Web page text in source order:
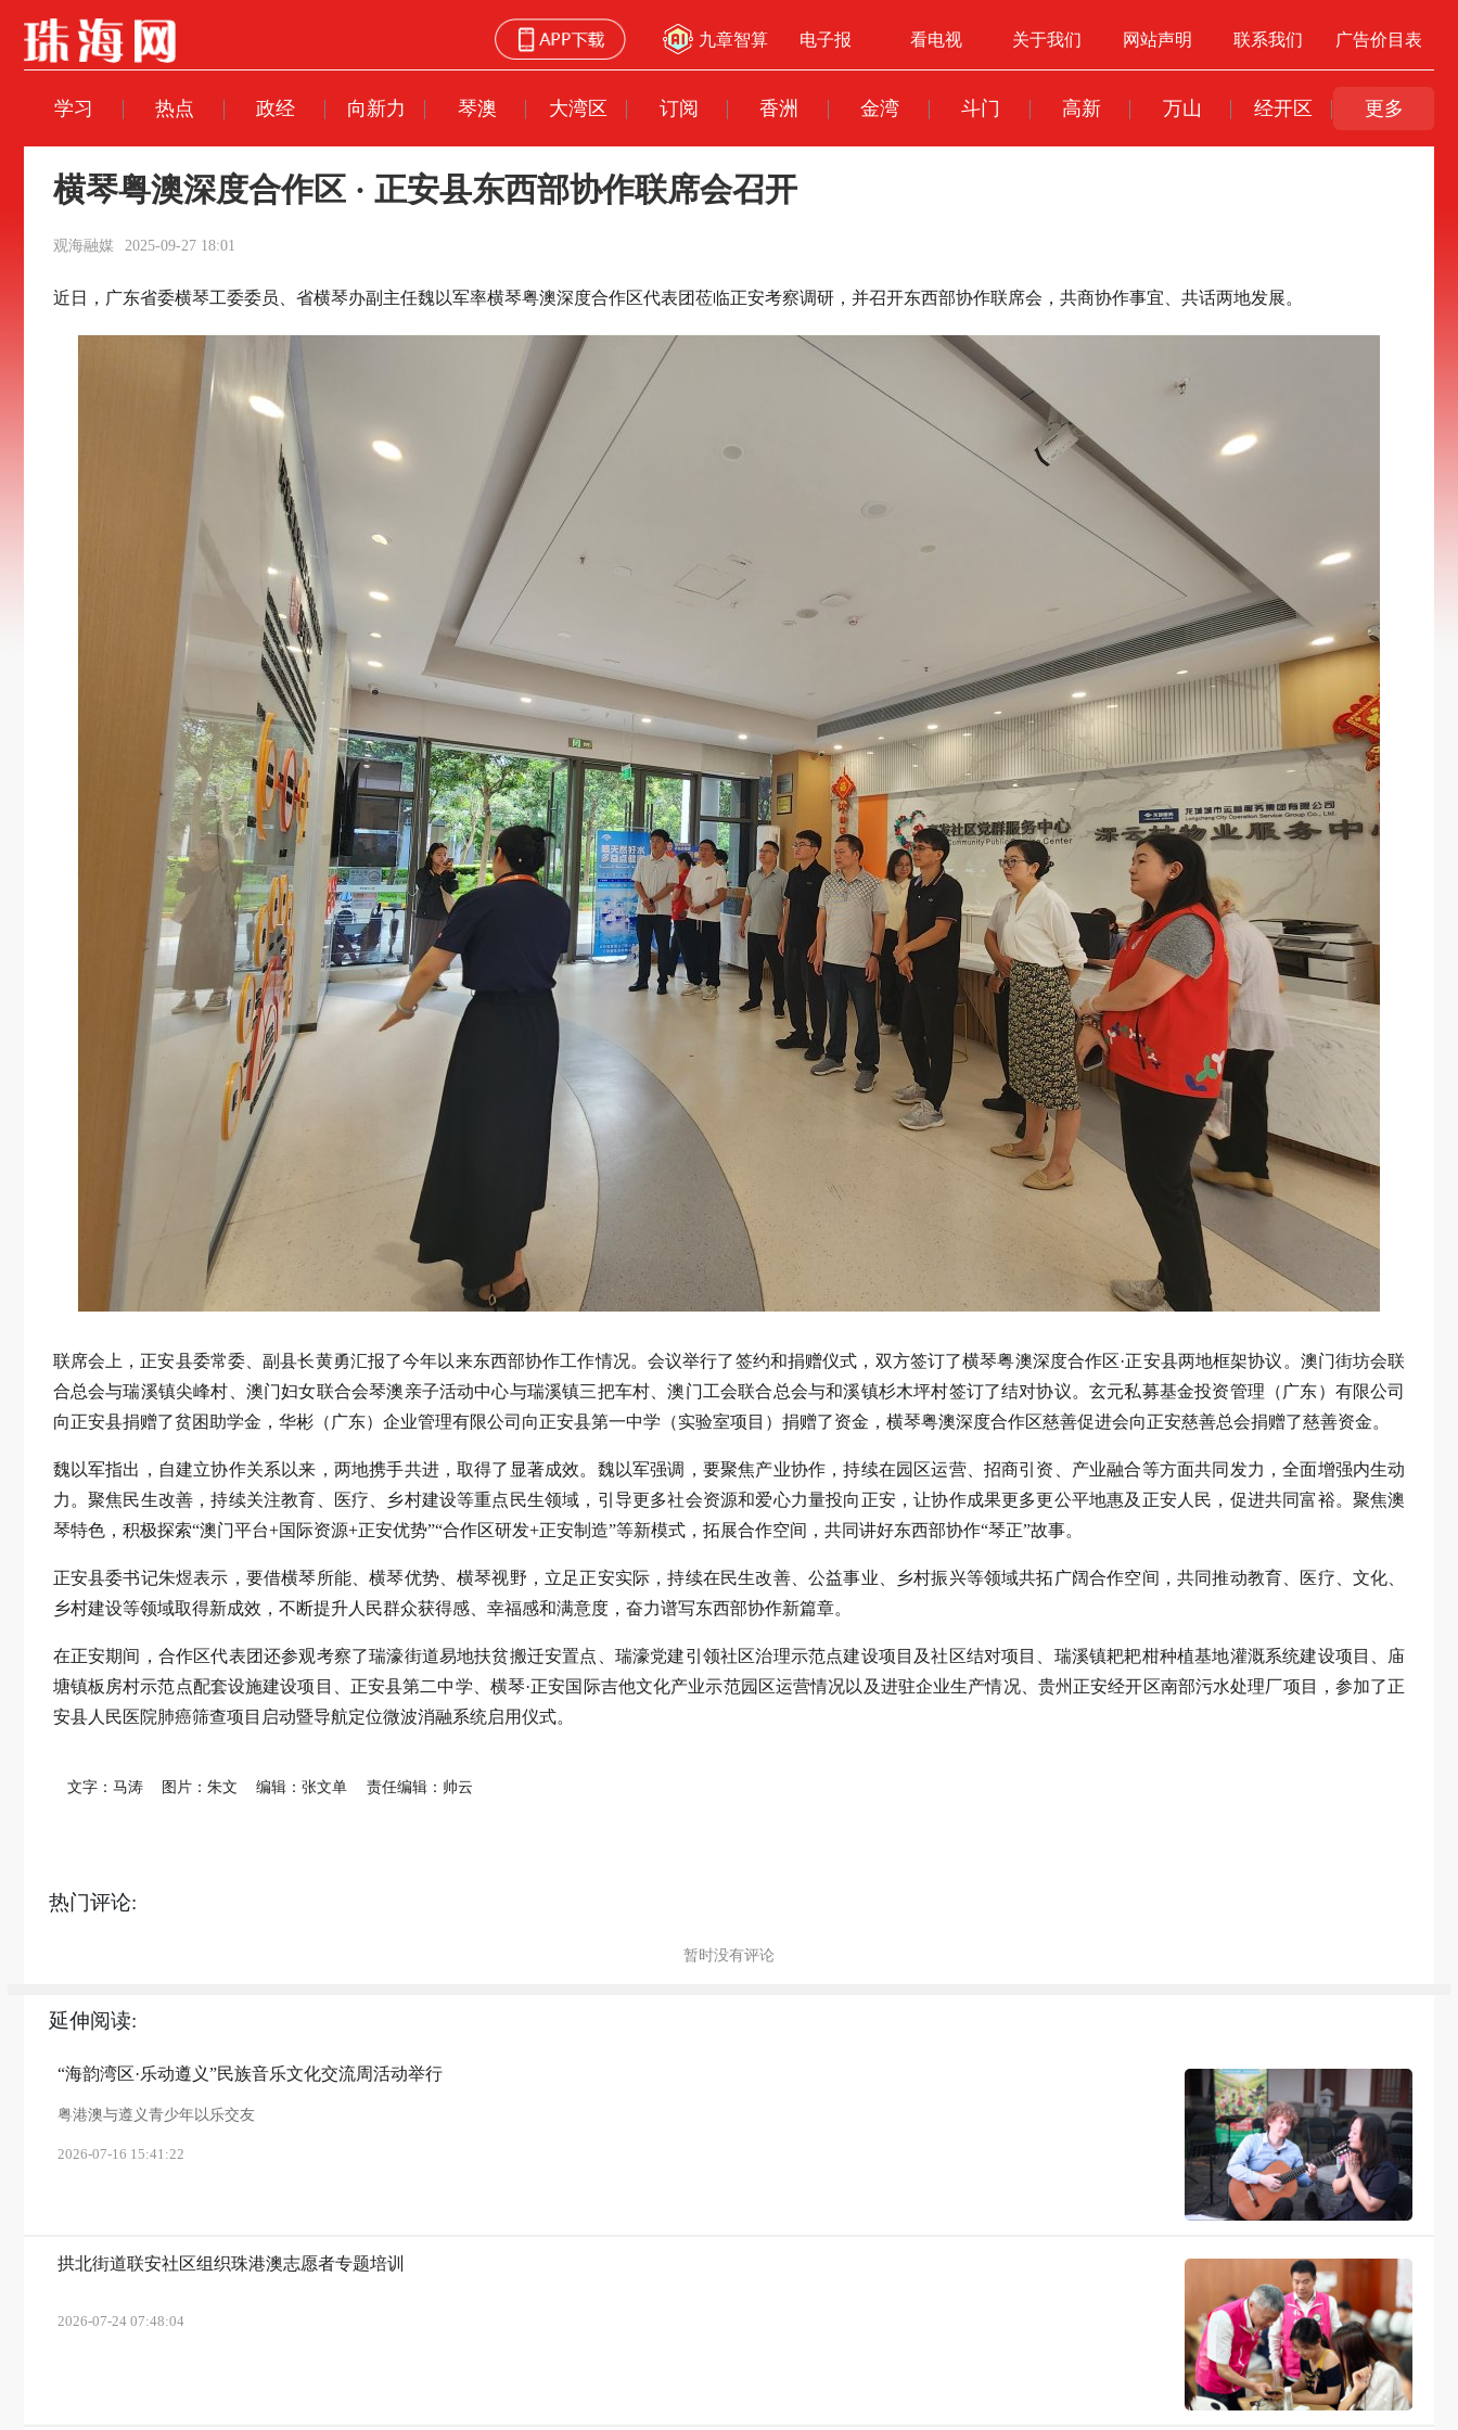
九章智算 电子报 看电视 关于我们 网站声明 联系我们 广告价目表
学习 热点 政经 向新力 琴澳 大湾区 订阅 香洲 金湾 斗门 高新 万山 经开区 更多
横琴粤澳深度合作区 · 正安县东西部协作联席会召开
观海融媒 2025-09-27 18:01
近日，广东省委横琴工委委员、省横琴办副主任魏以军率横琴粤澳深度合作区代表团莅临正安考察调研，并召开东西部协作联席会，共商协作事宜、共话两地发展。
联席会上，正安县委常委、副县长黄勇汇报了今年以来东西部协作工作情况。会议举行了签约和捐赠仪式，双方签订了横琴粤澳深度合作区·正安县两地框架协议。澳门街坊会联
合总会与瑞溪镇尖峰村、澳门妇女联合会琴澳亲子活动中心与瑞溪镇三把车村、澳门工会联合总会与和溪镇杉木坪村签订了结对协议。玄元私募基金投资管理（广东）有限公司
向正安县捐赠了贫困助学金，华彬（广东）企业管理有限公司向正安县第一中学（实验室项目）捐赠了资金，横琴粤澳深度合作区慈善促进会向正安慈善总会捐赠了慈善资金。
魏以军指出，自建立协作关系以来，两地携手共进，取得了显著成效。魏以军强调，要聚焦产业协作，持续在园区运营、招商引资、产业融合等方面共同发力，全面增强内生动
力。聚焦民生改善，持续关注教育、医疗、乡村建设等重点民生领域，引导更多社会资源和爱心力量投向正安，让协作成果更多更公平地惠及正安人民，促进共同富裕。聚焦澳
琴特色，积极探索“澳门平台+国际资源+正安优势”“合作区研发+正安制造”等新模式，拓展合作空间，共同讲好东西部协作“琴正”故事。
正安县委书记朱煜表示，要借横琴所能、横琴优势、横琴视野，立足正安实际，持续在民生改善、公益事业、乡村振兴等领域共拓广阔合作空间，共同推动教育、医疗、文化、
乡村建设等领域取得新成效，不断提升人民群众获得感、幸福感和满意度，奋力谱写东西部协作新篇章。
在正安期间，合作区代表团还参观考察了瑞濠街道易地扶贫搬迁安置点、瑞濠党建引领社区治理示范点建设项目及社区结对项目、瑞溪镇耙耙柑种植基地灌溉系统建设项目、庙
塘镇板房村示范点配套设施建设项目、正安县第二中学、横琴·正安国际吉他文化产业示范园区运营情况以及进驻企业生产情况、贵州正安经开区南部污水处理厂项目，参加了正
安县人民医院肺癌筛查项目启动暨导航定位微波消融系统启用仪式。
文字：马涛 图片：朱文 编辑：张文单 责任编辑：帅云
热门评论:
暂时没有评论
延伸阅读:
“海韵湾区·乐动遵义”民族音乐文化交流周活动举行
粤港澳与遵义青少年以乐交友
2026-07-16 15:41:22
拱北街道联安社区组织珠港澳志愿者专题培训
2026-07-24 07:48:04